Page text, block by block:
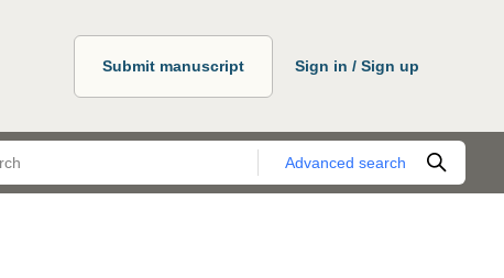
Submit manuscript Sign in / Sign up
Advanced search